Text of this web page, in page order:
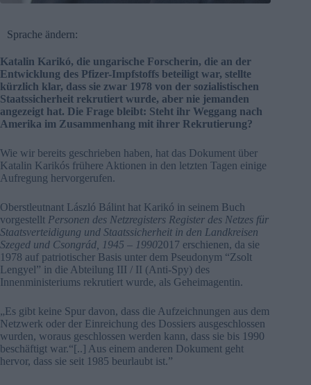
Sprache ändern:
Katalin Karikó, die ungarische Forscherin, die an der
Entwicklung des Pfizer-Impfstoffs beteiligt war, stellte
kürzlich klar, dass sie zwar 1978 von der sozialistischen
Staatssicherheit rekrutiert wurde, aber nie jemanden
angezeigt hat. Die Frage bleibt: Steht ihr Weggang nach
Amerika im Zusammenhang mit ihrer Rekrutierung?
Wie wir bereits geschrieben haben, hat das Dokument über
Katalin Karikós frühere Aktionen in den letzten Tagen einige
Aufregung hervorgerufen.
Oberstleutnant László Bálint hat Karikó in seinem Buch
vorgestellt Personen des Netzregisters Register des Netzes für
Staatsverteidigung und Staatssicherheit in den Landkreisen
Szeged und Csongrád, 1945 – 19902017 erschienen, da sie
1978 auf patriotischer Basis unter dem Pseudonym “Zsolt
Lengyel” in die Abteilung III / II (Anti-Spy) des
Innenministeriums rekrutiert wurde, als Geheimagentin.
„Es gibt keine Spur davon, dass die Aufzeichnungen aus dem
Netzwerk oder der Einreichung des Dossiers ausgeschlossen
wurden, woraus geschlossen werden kann, dass sie bis 1990
beschäftigt war.“[..] Aus einem anderen Dokument geht
hervor, dass sie seit 1985 beurlaubt ist.”